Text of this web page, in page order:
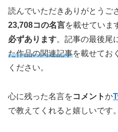
読んでいただきありがとうご
23,708コの名言を載せていま
必ずあります。記事の最後尾
た作品の関連記事を載せてお
ください。
心に残った名言をコメントか
で教えてくれると嬉しいです。